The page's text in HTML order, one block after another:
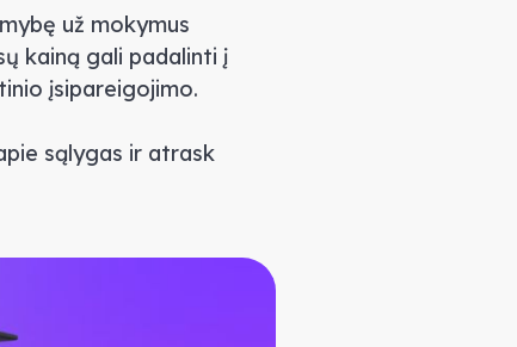
už mokymus
kainą gali padalinti į
įsipareigojimo.
sąlygas ir atrask